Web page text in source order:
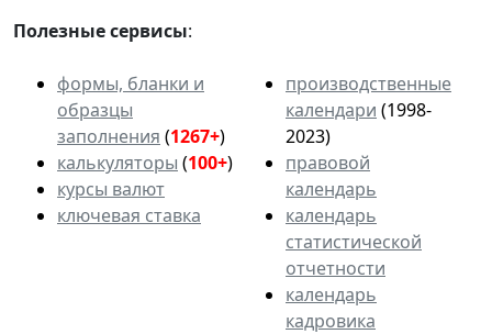
Полезные сервисы:
формы, бланки и
образцы
заполнения (1267+)
калькуляторы (100+)
курсы валют
ключевая ставка
производственные
календари (1998-
2023)
правовой
календарь
календарь
статистической
отчетности
календарь
кадровика